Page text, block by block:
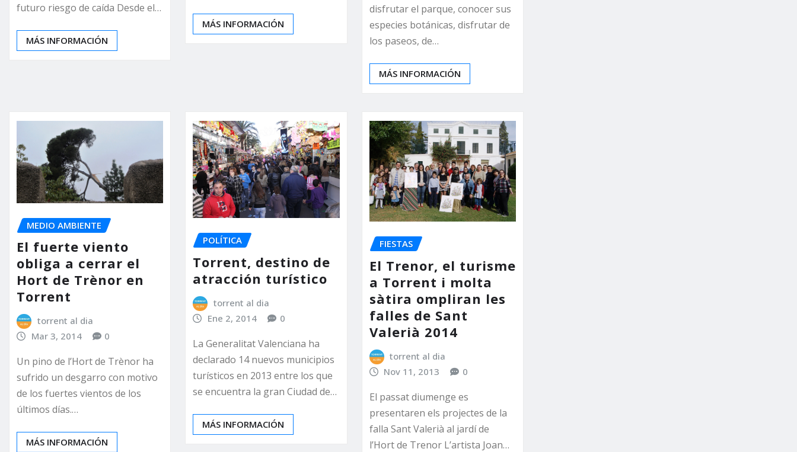
futuro riesgo de caída Desde el…
MÁS INFORMACIÓN
MÁS INFORMACIÓN
disfrutar el parque, conocer sus
especies botánicas, disfrutar de
los paseos, de…
MÁS INFORMACIÓN
MEDIO AMBIENTE
El fuerte viento
obliga a cerrar el
Hort de Trènor en
Torrent
torrent al dia
Mar 3, 2014
0
Un pino de l’Hort de Trènor ha
sufrido un desgarro con motivo
de los fuertes vientos de los
últimos días.…
MÁS INFORMACIÓN
POLÍTICA
Torrent, destino de
atracción turístico
torrent al dia
Ene 2, 2014
0
La Generalitat Valenciana ha
declarado 14 nuevos municipios
turísticos en 2013 entre los que
se encuentra la gran Ciudad de…
MÁS INFORMACIÓN
FIESTAS
El Trenor, el turisme
a Torrent i molta
sàtira ompliran les
falles de Sant
Valerià 2014
torrent al dia
Nov 11, 2013
0
El passat diumenge es
presentaren els projectes de la
falla Sant Valerià al jardí de
l’Hort de Trenor L’artista Joan…